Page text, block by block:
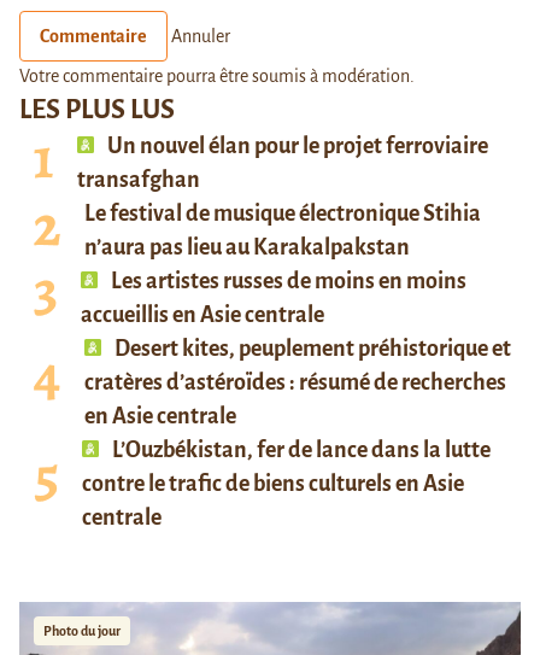
LES PLUS LUS
Un nouvel élan pour le projet ferroviaire
transafghan
Le festival de musique électronique Stihia
n’aura pas lieu au Karakalpakstan
Les artistes russes de moins en moins
accueillis en Asie centrale
Desert kites, peuplement préhistorique et
cratères d’astéroïdes : résumé de recherches
en Asie centrale
L’Ouzbékistan, fer de lance dans la lutte
contre le trafic de biens culturels en Asie
centrale
Photo du jour
Commentaire Annuler
Votre commentaire pourra être soumis à modération.